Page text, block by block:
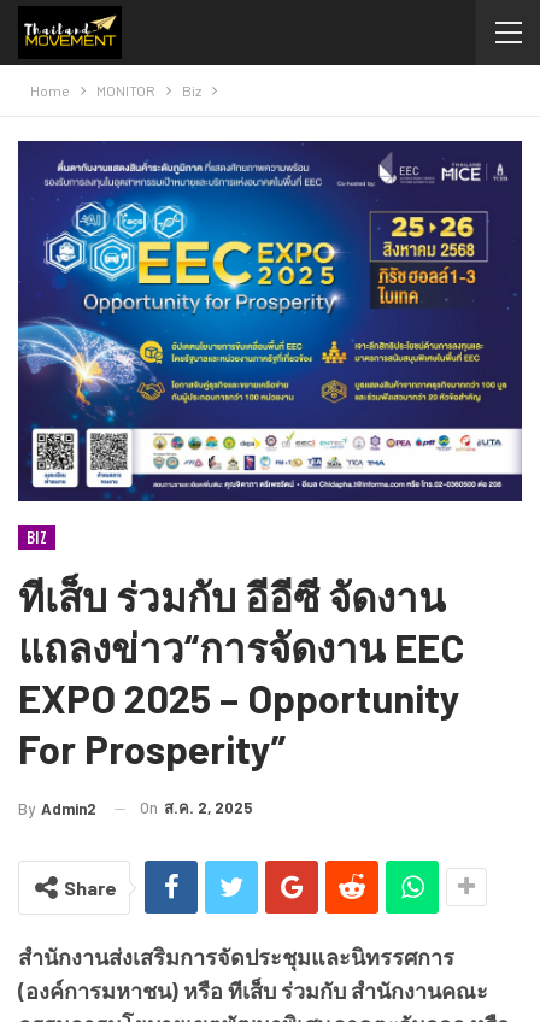
Home MONITOR Biz
BIZ
ทีเส็บ ร่วมกับ อีอีซี จัดงาน
แถลงข่าว“การจัดงาน EEC
EXPO 2025 – Opportunity
For Prosperity”
By Admin2 On ส.ค. 2, 2025
Share
สำนักงานส่งเสริมการจัดประชุมและนิทรรศการ
(องค์การมหาชน) หรือ ทีเส็บ ร่วมกับ สำนักงานคณะ